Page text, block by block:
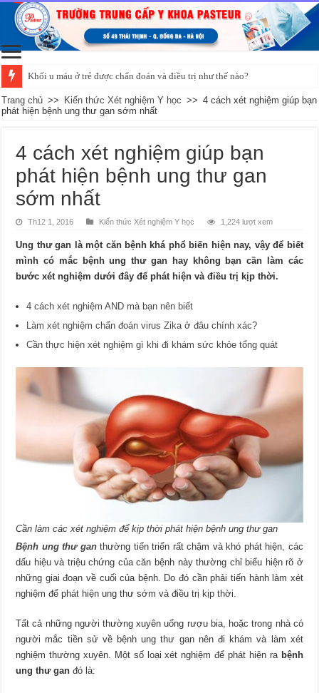
Khối u máu ở trẻ được chẩn đoán và điều trị như thế nào?
Trang chủ >> Kiến thức Xét nghiệm Y học >> 4 cách xét nghiệm giúp bạn
phát hiện bệnh ung thư gan sớm nhất
4 cách xét nghiệm giúp bạn
phát hiện bệnh ung thư gan
sớm nhất
Th12 1, 2016 Kiến thức Xét nghiệm Y học 1,224 lượt xem
Ung thư gan là một căn bệnh khá phổ biến hiện nay, vậy để biết
mình có mắc bệnh ung thư gan hay không bạn cần làm các
bước xét nghiệm dưới đây để phát hiện và điều trị kịp thời.
4 cách xét nghiệm AND mà bạn nên biết
Làm xét nghiệm chẩn đoán virus Zika ở đâu chính xác?
Cần thực hiện xét nghiệm gì khi đi khám sức khỏe tổng quát
Cần làm các xét nghiệm để kịp thời phát hiện bệnh ung thư gan
Bệnh ung thư ganthường tiến triển rất chậm và khó phát hiện, các
dấu hiệu và triệu chứng của căn bệnh này thường chỉ biểu hiện rõ ở
những giai đoạn về cuối của bệnh. Do đó cần phải tiến hành làm xét
nghiệm để phát hiện ung thư sớm và điều trị kịp thời.
Tất cả những người thường xuyên uống rượu bia, hoặc trong nhà có
người mắc tiền sử về bệnh ung thư gan nên đi khám và làm xét
nghiệm thường xuyên. Một số loại xét nghiệm để phát hiện ra bệnh
ung thư gan đó là: